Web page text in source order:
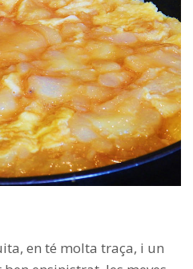
en té molta traça, i un